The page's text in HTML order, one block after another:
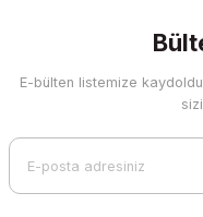
E-bülten listemize